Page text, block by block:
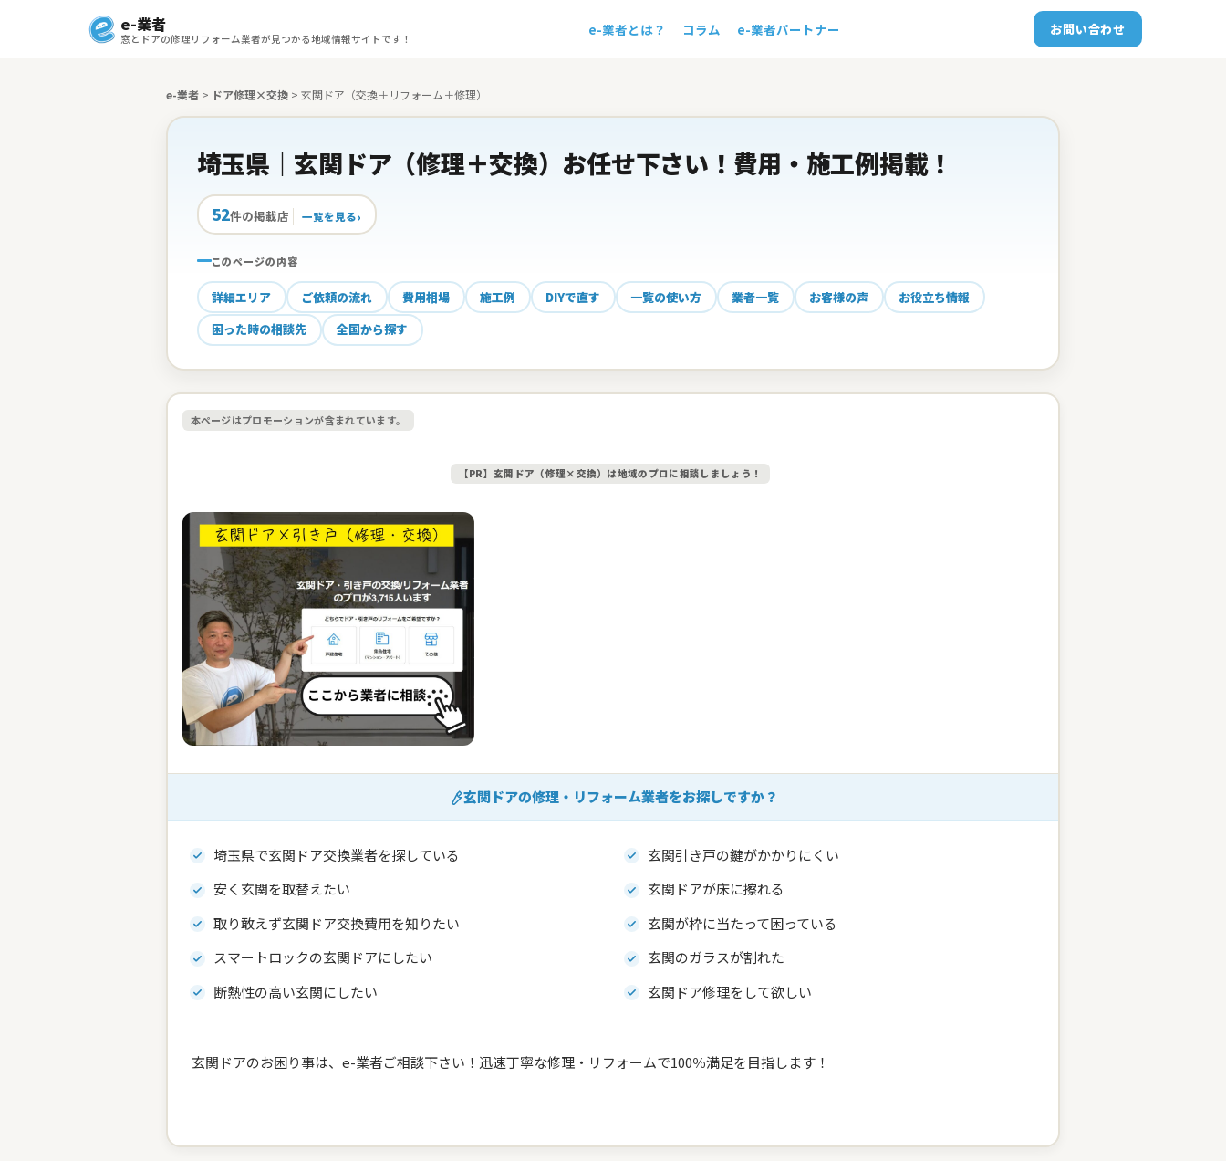
e-業者
窓とドアの修理リフォーム業者が見つかる地域情報サイトです！
e-業者とは？ コラム e-業者パートナー お問い合わせ
e-業者 > ドア修理×交換 > 玄関ドア（交換＋リフォーム＋修理）
埼玉県｜玄関ドア（修理＋交換）お任せ下さい！費用・施工例掲載！
52件の掲載店 一覧を見る
このページの内容
詳細エリア ご依頼の流れ 費用相場 施工例 DIYで直す 一覧の使い方 業者一覧 お客様の声
お役立ち情報
困った時の相談先
全国から探す
本ページはプロモーションが含まれています。
【PR】玄関ドア（修理×交換）は地域のプロに相談しましょう！
玄関ドアの修理・リフォーム業者をお探しですか？
埼玉県で玄関ドア交換業者を探している
安く玄関を取替えたい
取り敢えず玄関ドア交換費用を知りたい
スマートロックの玄関ドアにしたい
断熱性の高い玄関にしたい
玄関引き戸の鍵がかかりにくい
玄関ドアが床に擦れる
玄関が枠に当たって困っている
玄関のガラスが割れた
玄関ドア修理をして欲しい
玄関ドアのお困り事は、e-業者ご相談下さい！迅速丁寧な修理・リフォームで100％満足を目指します！